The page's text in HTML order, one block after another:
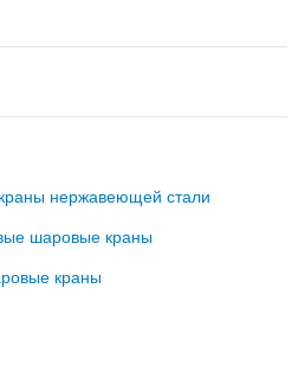
нержавеющей стали
шаровые краны
краны